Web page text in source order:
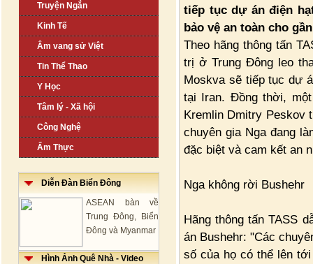
Truyện Ngắn
Kinh Tế
Âm vang sử Việt
Tin Thể Thao
Y Học
Tâm lý - Xã hội
Công Nghệ
Ẩm Thực
Diễn Đàn Biển Đông
ASEAN bàn về
Trung Đông, Biển
Đông và Myanmar
Hình Ảnh Quê Nhà - Video
tiếp tục dự án điện
bảo vệ an toàn cho
Theo hãng thông tấn
trị ở Trung Đông leo
Moskva sẽ tiếp tục dự
tại Iran. Đồng thời,
Kremlin Dmitry Peskov
chuyên gia Nga đang
đặc biệt và cam kết an
Nga không rời Bushehr
Hãng thông tấn TASS
án Bushehr: "Các
số của họ có thể lên